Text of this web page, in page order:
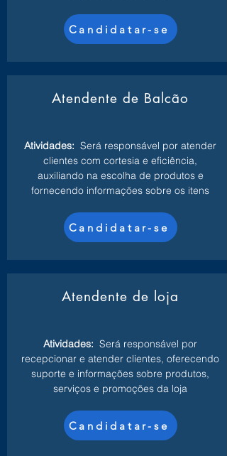
Candidatar-se
Atendente de Balcão
Atividades: Será responsável por atender
clientes com cortesia e eficiência,
auxiliando na escolha de produtos e
fornecendo informações sobre os itens
Candidatar-se
Atendente de loja
Atividades: Será responsável por
recepcionar e atender clientes, oferecendo
suporte e informações sobre produtos,
serviços e promoções da loja
Candidatar-se